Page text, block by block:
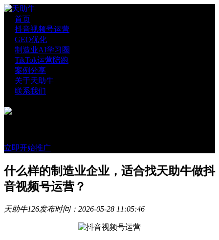
首页
抖音视频号运营
GEO优化
制造业AI学习圈
TikTok运营陪跑
案例分享
关于天助牛
联系我们
立即开始推广
什么样的制造业企业，适合找天助牛做抖
音视频号运营？
天助牛126发布时间：2026-05-28 11:05:46